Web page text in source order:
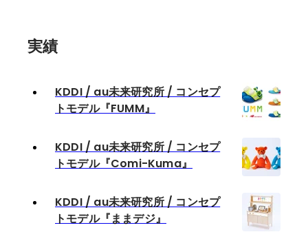
実績
KDDI / au未来研究所 / コンセプ
トモデル『FUMM』
KDDI / au未来研究所 / コンセプ
トモデル『Comi-Kuma』
KDDI / au未来研究所 / コンセプ
トモデル『ままデジ』